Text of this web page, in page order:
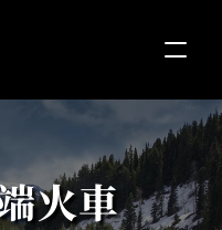
火車